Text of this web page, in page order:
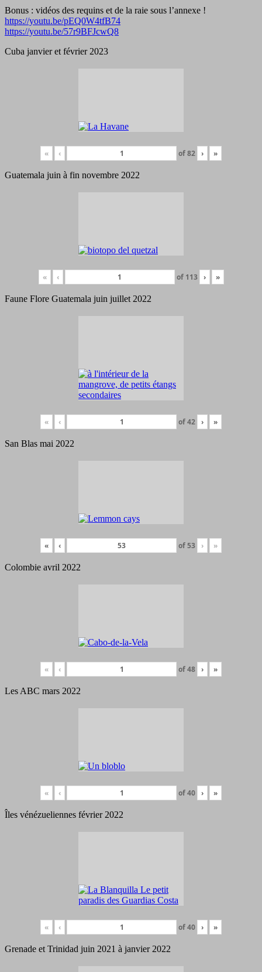
Bonus : vidéos des requins et de la raie sous l’annexe !
https://youtu.be/pEQ0W4tfB74
https://youtu.be/57r9BFJcwQ8
Cuba janvier et février 2023
« ‹ of82 › »
Guatemala juin à fin novembre 2022
« ‹ of 113 › »
Faune Flore Guatemala juin juillet 2022
« ‹ of42 › »
San Blas mai 2022
« ‹ of53 › »
Colombie avril 2022
« ‹ of48 › »
Les ABC mars 2022
« ‹ of40 › »
Îles vénézueliennes février 2022
« ‹ of40 › »
Grenade et Trinidad juin 2021 à janvier 2022